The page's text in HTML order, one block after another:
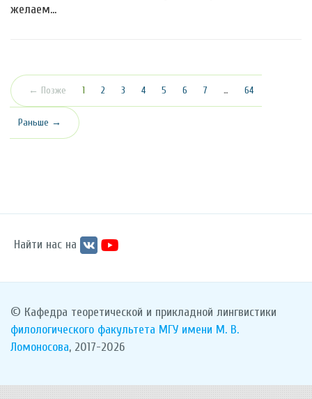
желаем…
← Позже 1 (текущая)
2 3 4 5 6 7 … 64
Раньше →
Найти нас на
© Кафедра теоретической и прикладной лингвистики
филологического факультета МГУ имени М. В.
Ломоносова, 2017-2026